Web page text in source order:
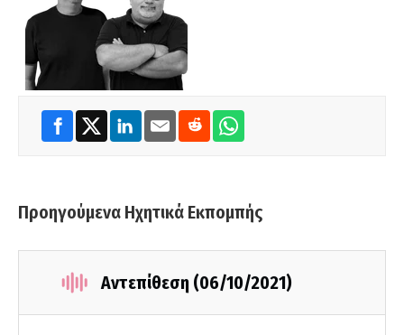
Προηγούμενα Ηχητικά Εκπομπής
Αντεπίθεση (06/10/2021)